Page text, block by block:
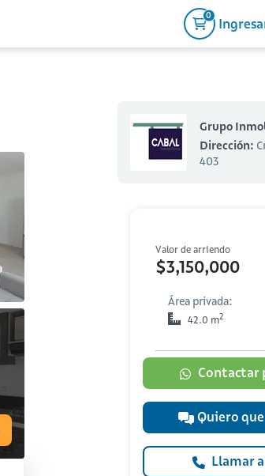
0
Grupo
Dirección:
403
Valor de arriendo
$3,150,000
Área privada:
42.0 m2
Contactar
Quiero
Llamar